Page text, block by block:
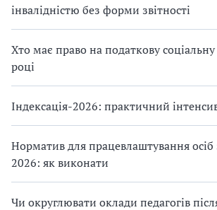
інвалідністю без форми звітності
Хто має право на податкову соціальну
році
Індексація-2026: практичний
Норматив для працевлаштування осіб
2026: як виконати
Чи округлювати оклади педагогів